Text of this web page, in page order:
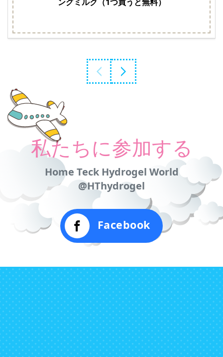
ングミルク（1つ買うと無料）
私たちに参加する
Home Teck Hydrogel World
@HThydrogel
Facebook